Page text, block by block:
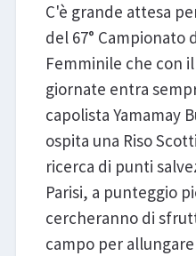
C'è grande attesa
del 67° Campionato
Femminile che con
giornate entra
capolista Yamamay
ospita una Riso
ricerca di punti
Parisi, a punteggio
cercheranno di
campo per